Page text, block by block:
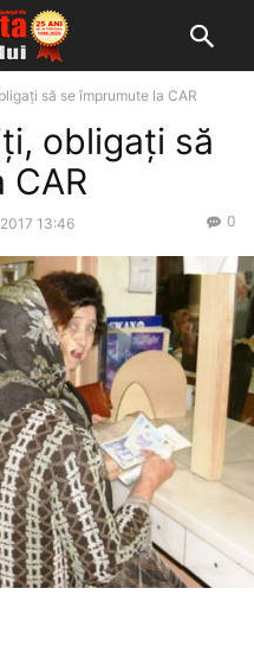
să se împrumute la CAR
obligați să
CAR
13:46 0